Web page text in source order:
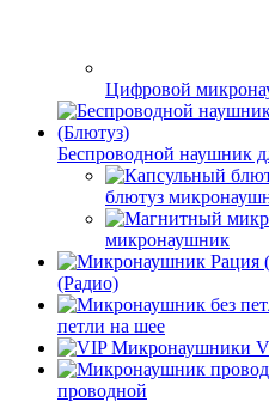
Цифровой
Беспроводной наушник
блютуз
микронаушник
(Радио)
петли на шее
проводной